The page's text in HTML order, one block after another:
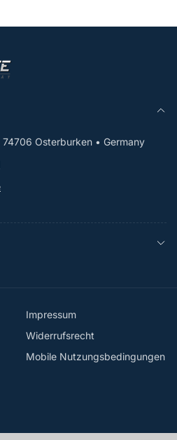
Osterburken • Germany
Impressum
Widerrufsrecht
Mobile Nutzungsbedingungen